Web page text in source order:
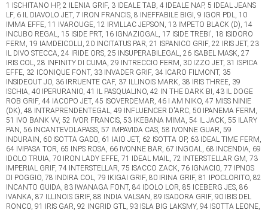
1 ISCHITANO HP, 2 ILENIA GRIF, 3 IDEALE TAB, 4 IDEALE NAP, 5 IDEAL JEANS
LF, 6 IL DIAVOLO JET, 7 IRON FRANCIS, 8 INEFFABILE BIGI, 9 IGOR PDL, 10
IMMA EFFE, 11 IVAROUGE, 12 IRVILLAC JEPSON, 13 IMPETO BLACK (D), 14
INCUBO REGAL, 15 ISIDE PRT, 16 IGNAZIOGAL, 17 ISIDE TREBI', 18 ISIDORO
FERM, 19 IAMDEICOLLI, 20 INCITATUS PAR, 21 ISPANICO GRIF, 22 IRIS JET, 23
IL DIVO STECCA, 24 IRIDE ORS, 25 INSUPERABILEGAL, 26 ISABEL MASK, 27
IRIS COL, 28 INFINITY DI CUMA, 29 INTRECCIO FERM, 30 IZZO JET, 31 ISPICA
EFFE, 32 ICONIQUE FONT, 33 INVADER GRIF, 34 ICARO FILMONT, 35
INSIDEOUT JO, 36 IRRUENTE CAF, 37 ILLINOIS MARK, 38 IRIS THREE, 39
ISCHIA, 40 IPERURANIO, 41 IL PASQUALINO, 42 IN THE DARK BI, 43 IL DOGE
ROB GRIF, 44 IACOPO JET, 45 ISOVERDEMAR, 46 I AM NIKO, 47 MISS NINIE
(DK), 48 INTRAPRENDENTEGAL, 49 INFLUENCER D'ARC, 50 IPANEMA FERM,
51 IVO BANK VV, 52 IVOR FRANCIS, 53 IKEBANA MIMA, 54 IL JACK, 55 ILARY
PAN, 56 INCANTEVOLAPASS, 57 IMPAVIDA CAS, 58 IVONNE GUAR, 59
INDURAIN, 60 ISOTTA GADD, 61 IAIO JET, 62 ISOTTA OP, 63 IDEAL TIME FERM,
64 IVIPASA TOR, 65 INPS ROSA, 66 IVONNE BAR, 67 INGOAL, 68 INCENDIA, 69
IDOLO TRUIA, 70 IRON LADY EFFE, 71 IDEAL MAIL, 72 INTERSTELLAR GM, 73
IMPERIAL GRIF, 74 INTERSTELLAR, 75 ISACCO ZACK, 76 IGNACIO, 77 IPNOS
DI POGGIO, 78 INDIRA COL, 79 IKIGAI GRIF, 80 IRINA GRIF, 81 IPOCLORITO, 82
INCANTO GUIDA, 83 IWANAGA FONT, 84 IDOLO LOR, 85 ICEBERG JES, 86
IVANKA, 87 ILLINOIS GRIF, 88 INDIA VALSAN, 89 ISADORA GRIF, 90 IBIS DEL
RONCO, 91 IRIS GAR, 92 INGRID GTL, 93 ISLA BIG LAKSMY, 94 ISOTTA LEONE,